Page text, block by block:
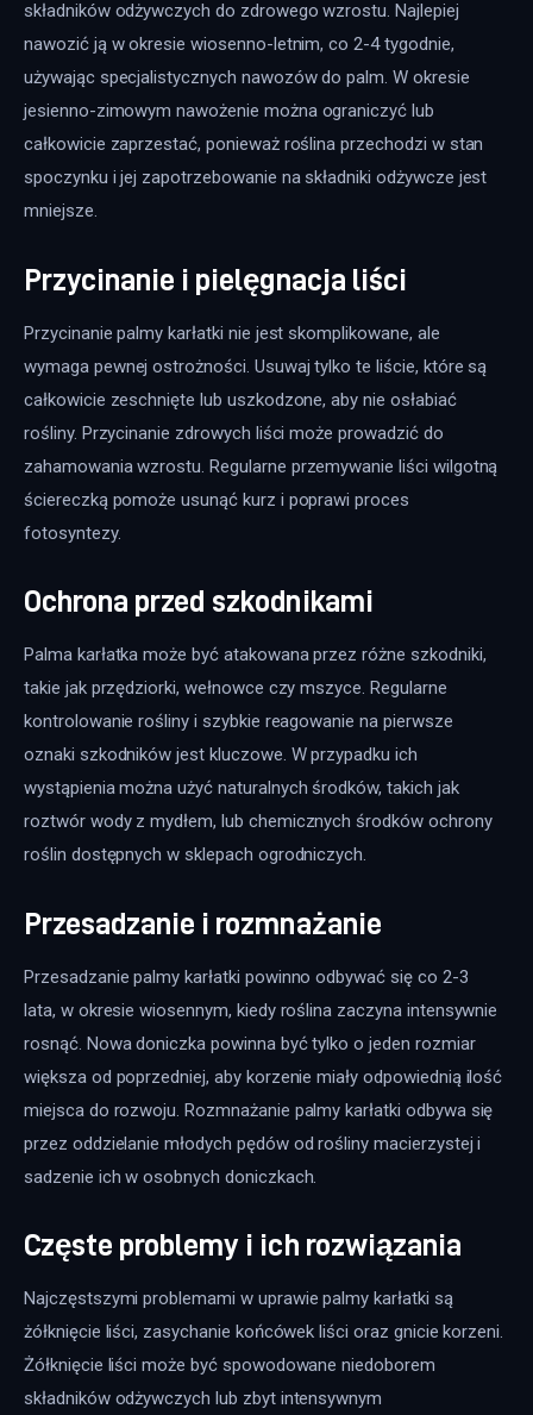
składników odżywczych do zdrowego wzrostu. Najlepiej
nawozić ją w okresie wiosenno-letnim, co 2-4 tygodnie,
używając specjalistycznych nawozów do palm. W okresie
jesienno-zimowym nawożenie można ograniczyć lub
całkowicie zaprzestać, ponieważ roślina przechodzi w stan
spoczynku i jej zapotrzebowanie na składniki odżywcze jest
mniejsze.
Przycinanie i pielęgnacja liści
Przycinanie palmy karłatki nie jest skomplikowane, ale
wymaga pewnej ostrożności. Usuwaj tylko te liście, które są
całkowicie zeschnięte lub uszkodzone, aby nie osłabiać
rośliny. Przycinanie zdrowych liści może prowadzić do
zahamowania wzrostu. Regularne przemywanie liści wilgotną
ściereczką pomoże usunąć kurz i poprawi proces
fotosyntezy.
Ochrona przed szkodnikami
Palma karłatka może być atakowana przez różne szkodniki,
takie jak przędziorki, wełnowce czy mszyce. Regularne
kontrolowanie rośliny i szybkie reagowanie na pierwsze
oznaki szkodników jest kluczowe. W przypadku ich
wystąpienia można użyć naturalnych środków, takich jak
roztwór wody z mydłem, lub chemicznych środków ochrony
roślin dostępnych w sklepach ogrodniczych.
Przesadzanie i rozmnażanie
Przesadzanie palmy karłatki powinno odbywać się co 2-3
lata, w okresie wiosennym, kiedy roślina zaczyna intensywnie
rosnąć. Nowa doniczka powinna być tylko o jeden rozmiar
większa od poprzedniej, aby korzenie miały odpowiednią ilość
miejsca do rozwoju. Rozmnażanie palmy karłatki odbywa się
przez oddzielanie młodych pędów od rośliny macierzystej i
sadzenie ich w osobnych doniczkach.
Częste problemy i ich rozwiązania
Najczęstszymi problemami w uprawie palmy karłatki są
żółknięcie liści, zasychanie końcówek liści oraz gnicie korzeni.
Żółknięcie liści może być spowodowane niedoborem
składników odżywczych lub zbyt intensywnym